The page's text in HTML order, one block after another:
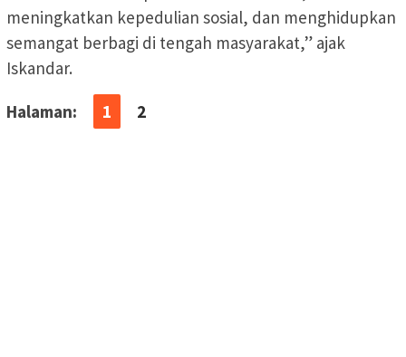
meningkatkan kepedulian sosial, dan menghidupkan
semangat berbagi di tengah masyarakat,” ajak
Iskandar.
Halaman:
1 2